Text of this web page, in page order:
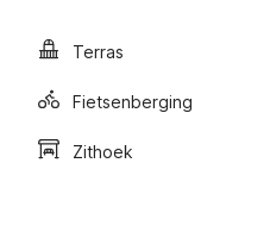
Terras
Fietsenberging
Zithoek